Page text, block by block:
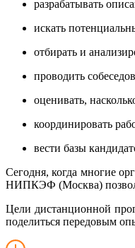
разрабатывать
искать
отбирать и
проводить
оценивать,
координировать
вести базы
Сегодня, когда многие
НИПКЭФ (Москва)
Цели дистанционной
поделиться передовым